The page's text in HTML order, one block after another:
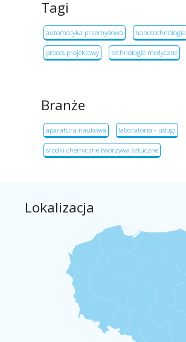
Tagi
automatyka przemysłowa nanotechnologia
proces projektowy technologie medyczne
Branże
aparatura naukowa laboratoria - usługi
środki chemiczne tworzywa sztuczne
Lokalizacja